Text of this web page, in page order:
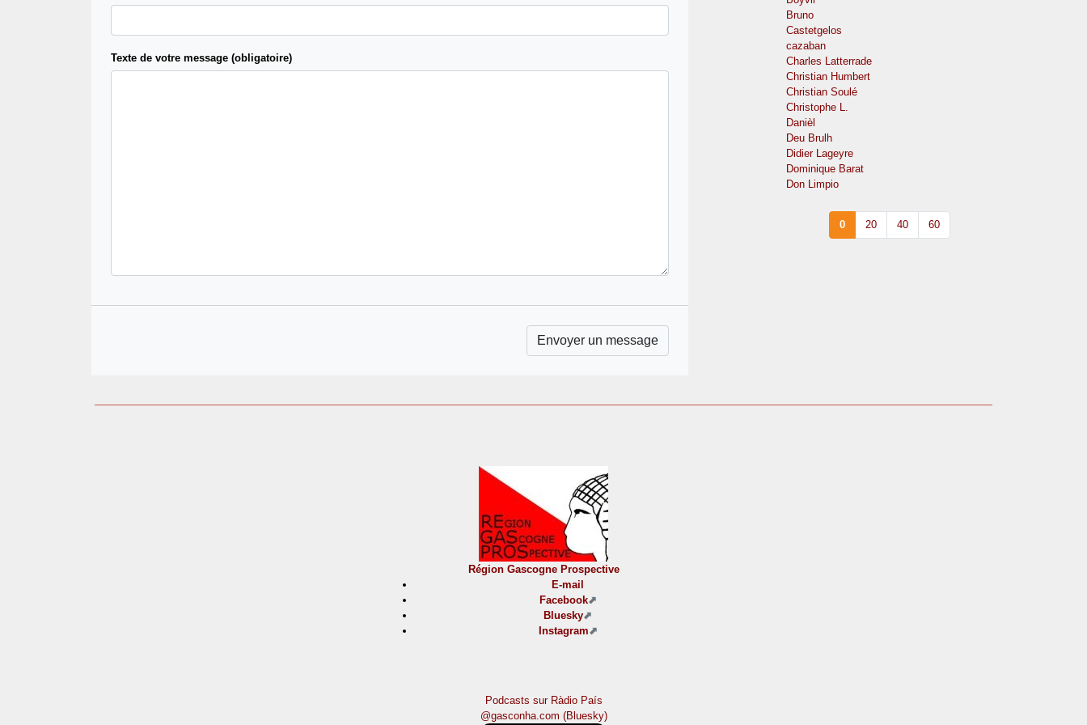
Texte de votre message (obligatoire)
Bruno
Castetgelos
cazaban
Charles Latterrade
Christian Humbert
Christian Soulé
Christophe L.
Danièl
Deu Brulh
Didier Lageyre
Dominique Barat
Don Limpio
0 20 40 60
Région Gascogne Prospective
E-mail
Facebook
Bluesky
Instagram
Podcasts sur Ràdio País
@gasconha.com (Bluesky)